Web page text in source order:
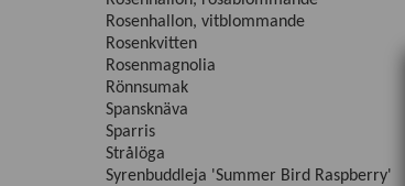
Rosenhallon, vitblommande
Rosenkvitten
Rosenmagnolia
Rönnsumak
Spansknäva
Sparris
Strålöga
Syrenbuddleja 'Summer Bird Raspberry'